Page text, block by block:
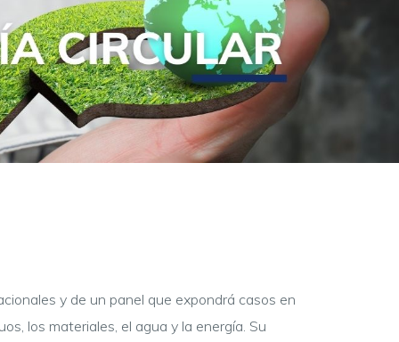
y de un panel que expondrá casos en
los materiales, el agua y la energía. Su